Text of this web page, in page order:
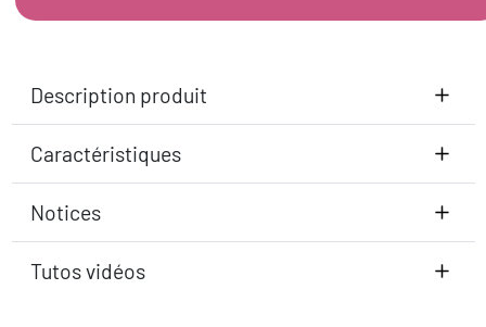
Description produit
Caractéristiques
Notices
Tutos vidéos